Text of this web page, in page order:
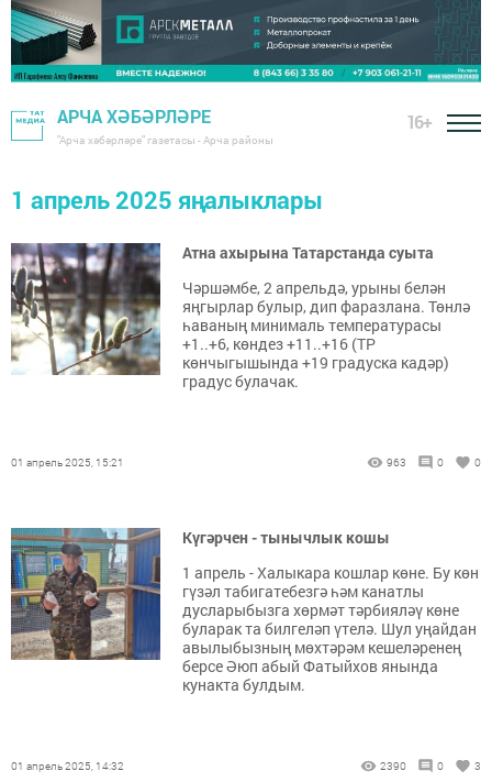
АРЧА ХӘБӘРЛӘРЕ
"Арча хәбәрләре" газетасы - Арча районы
16+
1 апрель 2025 яңалыклары
Атна ахырына Татарстанда суыта
Чәршәмбе, 2 апрельдә, урыны белән
яңгырлар булыр, дип фаразлана. Төнлә
һаваның минималь температурасы
+1..+6, көндез +11..+16 (ТР
көнчыгышында +19 градуска кадәр)
градус булачак.
01 апрель 2025, 15:21 963 0 0
Күгәрчен - тынычлык кошы
1 апрель - Халыкара кошлар көне. Бу көн
гүзәл табигатебезгә һәм канатлы
дусларыбызга хөрмәт тәрбияләү көне
буларак та билгеләп үтелә. Шул уңайдан
авылыбызның мөхтәрәм кешеләренең
берсе Әюп абый Фатыйхов янында
кунакта булдым.
01 апрель 2025, 14:32 2390 0 3